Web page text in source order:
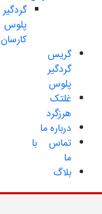
گردگیر
پلوس
کارسان
گریس
گردگیر
پلوس
غلتک
هرزگرد
درباره ما
تماس با
ما
بلاگ